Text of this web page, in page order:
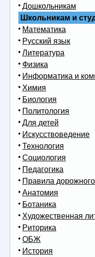
Дошкольникам
Школьникам и
Математика
Русский язык
Литература
Физика
Информатика и
Химия
Биология
Политология
Для детей
Искусствоведение
Технология
Социология
Педагогика
Правила
Анатомия
Ботаника
Художественная
Риторика
ОБЖ
История